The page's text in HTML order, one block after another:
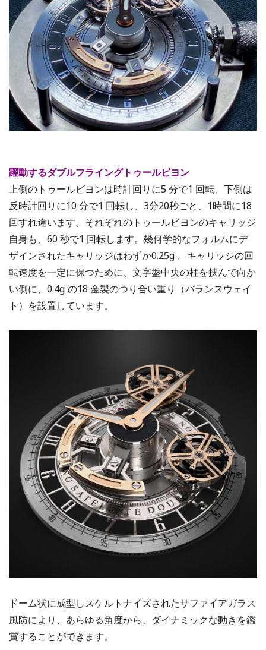
躍動するダブルフライングトゥールビヨン
上側のトゥールビヨンは時計回りに5 分で1 回転、下側は
反時計回りに10 分で1 回転し、3分20秒ごと、1時間に18
回すれ違います。それぞれのトゥールビヨンのキャリッジ
自身も、60 秒で1 回転します。幾何学的なフォルムにデ
ザインされたキャリッジはわずか0.25g 。キャリッジの回
転速度を一定に保つために、文字盤中央の柱を挟んで向か
い側に、0.4g の18 金製のつり合い重り（バランスウェイ
ト）を設置しています。
ドーム状に成型しスケルトナイズされたサファイアガラス
風防により、あらゆる角度から、ダイナミックな動きを鑑
賞することができます。